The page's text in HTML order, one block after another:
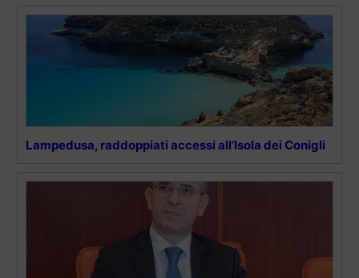
Lampedusa, raddoppiati accessi all’Isola dei Conigli